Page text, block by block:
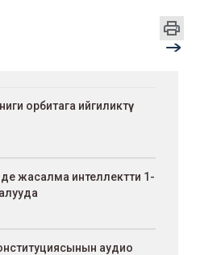
орбитага ийгиликтүү
жасалма интеллектти 1-
аудио